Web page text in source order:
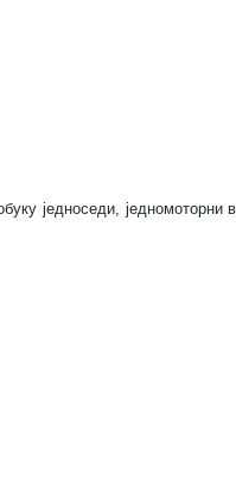
једноседи, једномоторни